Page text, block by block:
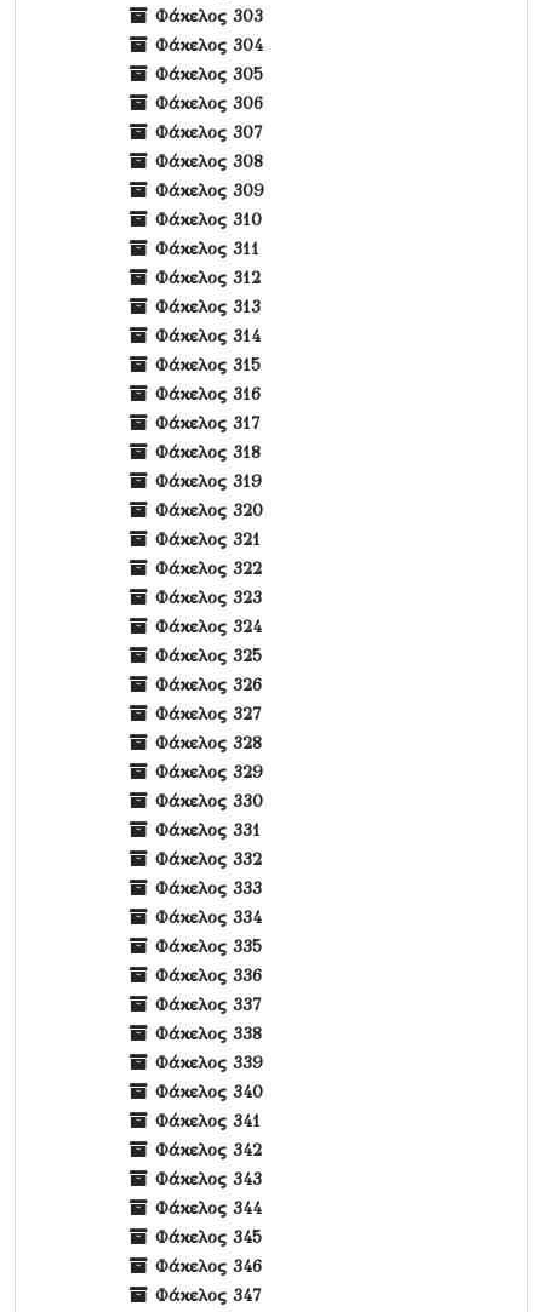
Φάκελος 303
Φάκελος 304
Φάκελος 305
Φάκελος 306
Φάκελος 307
Φάκελος 308
Φάκελος 309
Φάκελος 310
Φάκελος 311
Φάκελος 312
Φάκελος 313
Φάκελος 314
Φάκελος 315
Φάκελος 316
Φάκελος 317
Φάκελος 318
Φάκελος 319
Φάκελος 320
Φάκελος 321
Φάκελος 322
Φάκελος 323
Φάκελος 324
Φάκελος 325
Φάκελος 326
Φάκελος 327
Φάκελος 328
Φάκελος 329
Φάκελος 330
Φάκελος 331
Φάκελος 332
Φάκελος 333
Φάκελος 334
Φάκελος 335
Φάκελος 336
Φάκελος 337
Φάκελος 338
Φάκελος 339
Φάκελος 340
Φάκελος 341
Φάκελος 342
Φάκελος 343
Φάκελος 344
Φάκελος 345
Φάκελος 346
Φάκελος 347